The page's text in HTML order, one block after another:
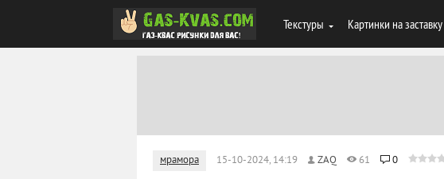
Текстуры Картинки на заставку
мрамора 15-10-2024, 14:19 ZAQ 61 0